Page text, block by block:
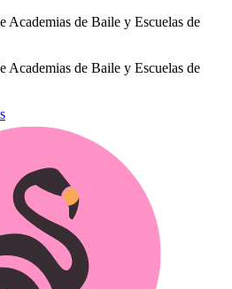
de Baile y Escuelas de
de Baile y Escuelas de